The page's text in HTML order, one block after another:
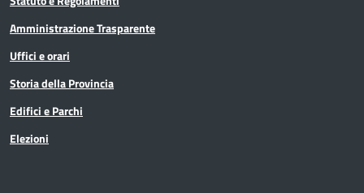
Amministrazione Trasparente
Uffici e orari
Storia della Provincia
Edifici e Parchi
Elezioni